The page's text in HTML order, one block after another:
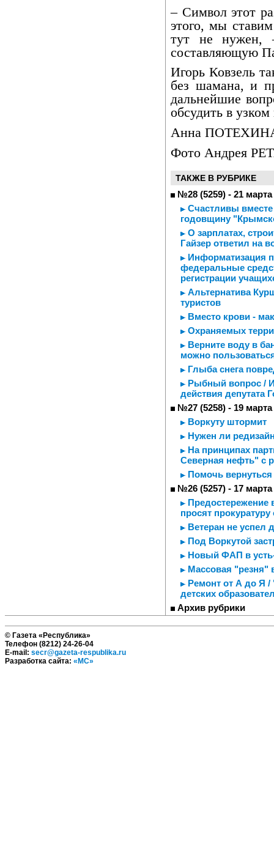
– Символ этот
этого, мы
тут не нужен,
составляющую
Игорь Ковзель
без шамана, и
дальнейшие
обсудить в узком
Анна
Фото Андрея
ТАКЖЕ В РУБРИКЕ
№28 (5259) - 21 марта
Счастливы
годовщину
О зарплатах,
Гайзер ответил на
Информатизация
федеральные
регистрации
Альтернатива
туристов
Вместо крови -
Охраняемых
Верните воду в
можно
Глыба снега
Рыбный вопрос /
действия депутата
№27 (5258) - 19 марта
Воркуту штормит
Нужен ли
На принципах
Северная нефть" с
Помочь
№26 (5257) - 17 марта
Предостережение
просят
Ветеран не
Под Воркутой
Новый ФАП в
Массовая "резня"
Ремонт от А до Я
детских
Архив рубрики
© Газета «Республика»
Телефон (8212) 24-26-04
E-mail: secr@gazeta-respublika.ru
Разработка сайта: «МС»